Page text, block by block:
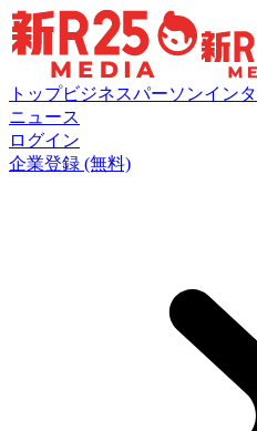
トップビジネスパーソンイン
ニュース
ログイン
企業登録 (無料)